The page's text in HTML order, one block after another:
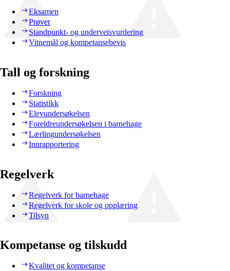
Eksamen
Prøver
Standpunkt- og underveisvurdering
Vitnemål og kompetansebevis
Tall og forskning
Forskning
Statistikk
Elevundersøkelsen
Foreldreundersøkelsen i barnehage
Lærlingundersøkelsen
Innrapportering
Regelverk
Regelverk for barnehage
Regelverk for skole og opplæring
Tilsyn
Kompetanse og tilskudd
Kvalitet og kompetanse